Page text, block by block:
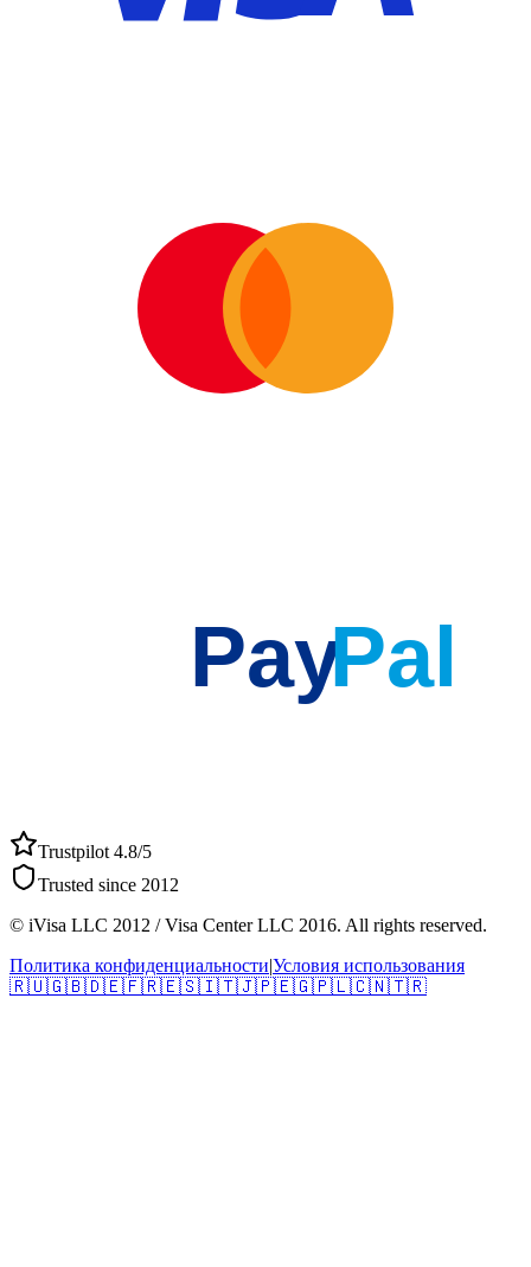
PayPal
Trustpilot 4.8/5
Trusted since 2012
© iVisa LLC 2012 / Visa Center LLC 2016. All rights reserved.
Политика конфиденциальности|Условия использования
🇷🇺🇬🇧🇩🇪🇫🇷🇪🇸🇮🇹🇯🇵🇪🇬🇵🇱🇨🇳🇹🇷